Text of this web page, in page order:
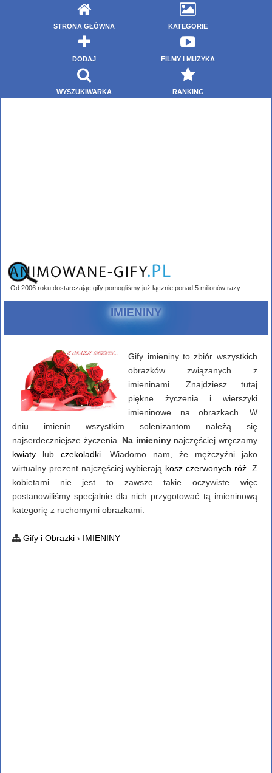
STRONA GŁÓWNA KATEGORIE
DODAJ FILMY I MUZYKA
WYSZUKIWARKA RANKING
Od 2006 roku dostarczając gify pomogliśmy już łącznie ponad 5 milionów razy
IMIENINY
Gify imieniny to zbiór wszystkich
obrazków związanych z
imieninami. Znajdziesz tutaj
piękne życzenia i wierszyki
imieninowe na obrazkach. W
dniu imienin wszystkim solenizantom należą się
najserdeczniejsze życzenia. Na imieninynajczęściej wręczamy
kwiaty lub czekoladki. Wiadomo nam, że mężczyźni jako
wirtualny prezent najczęściej wybierają kosz czerwonych róż. Z
kobietami nie jest to zawsze takie oczywiste więc
postanowiliśmy specjalnie dla nich przygotować tą imieninową
kategorię z ruchomymi obrazkami.
Gify i Obrazki › IMIENINY